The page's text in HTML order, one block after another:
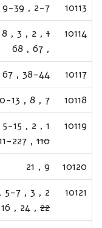
10113
2-7
,
9-39
10114
1
,
2
,
3
,
8
,
67
,
68
10117
38-44
,
67
10118
7
,
8
,
13
10119
1
,
2
,
5-15
110
,
227
10120
9
,
21
10121
2
,
3
,
5-7
,
22
,
24
,